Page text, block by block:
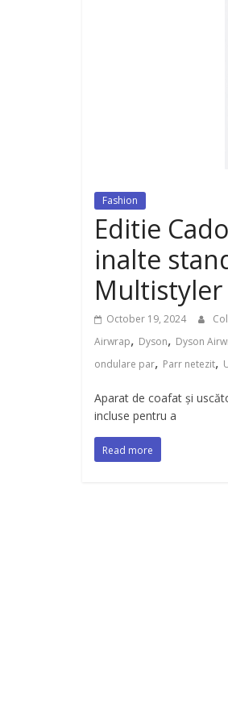
Fashion
Editie
inalte
Multistyler
October 19, 2024
Airwrap, Dyson, Dyson
ondulare par, Parr netezit,
Aparat de coafat și
incluse pentru a
Read more